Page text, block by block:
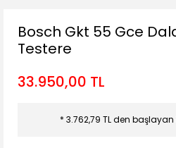
Bosch Gkt 55 Gce
Testere
33.950,00 TL
* 3.762,79 TL den